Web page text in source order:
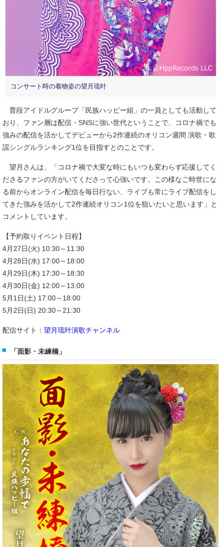
コンサート時の着物姿の望月琉叶
普段アイドルグループ「民族ハッピー組」の一員としても活動して
おり、ファン層は配信・SNSに強い世代ということで、コロナ禍でも
強みの配信を活かしてデビューから2作連続のオリコン週間 演歌・歌
謡シングルランキング1位を目指すとのことです。
望月さんは、「コロナ禍で大変な時にもいつも変わらず応援してく
ださるファンの方がいてくださって心強いです。この様なご時世にな
る前からオンライン配信を毎日行ない、ライブも常にライブ配信をし
てきた強みを活かして2作連続オリコン1位を狙いたいと思います」と
コメントしています。
【予約取りイベント日程】
4月27日(火) 10:30～11:30
4月28日(水) 17:00～18:00
4月29日(木) 17:30～18:30
4月30日(金) 12:00～13:00
5月1日(土) 17:00～18:00
5月2日(日) 20:30～21:30
配信サイト： 望月琉叶演歌チャンネル
「面影・未練橋」